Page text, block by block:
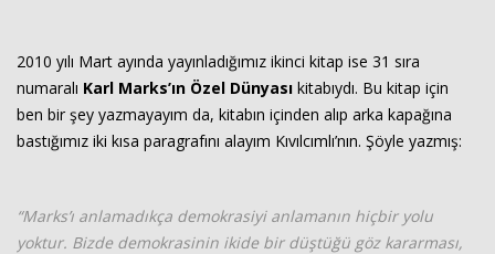
2010 yılı Mart ayında yayınladığımız ikinci kitap ise 31 sıra
numaralı Karl Marks’ın Özel Dünyası kitabıydı. Bu kitap için
ben bir şey yazmayayım da, kitabın içinden alıp arka kapağına
bastığımız iki kısa paragrafını alayım Kıvılcımlı’nın. Şöyle yazmış:
“Marks’ı anlamadıkça demokrasiyi anlamanın hiçbir yolu
yoktur. Bizde demokrasinin ikide bir düştüğü göz kararması,